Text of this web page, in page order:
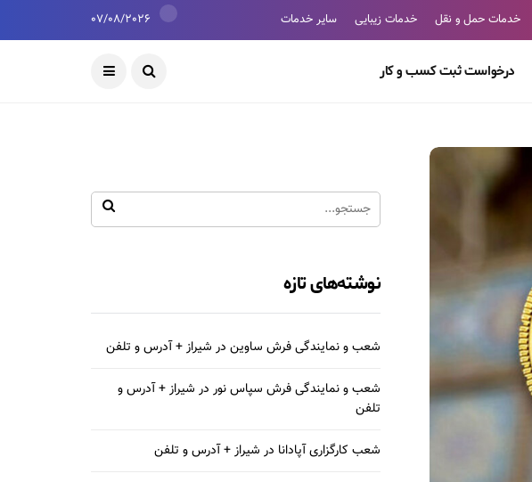
خدمات حمل و نقل خدمات زیبایی سایر خدمات 07/08/2026
درخواست ثبت کسب و کار
نوشته‌های تازه
شعب و نمایندگی فرش ساوین در شیراز + آدرس و تلفن
شعب و نمایندگی فرش سپاس نور در شیراز + آدرس و
تلفن
شعب کارگزاری آپادانا در شیراز + آدرس و تلفن